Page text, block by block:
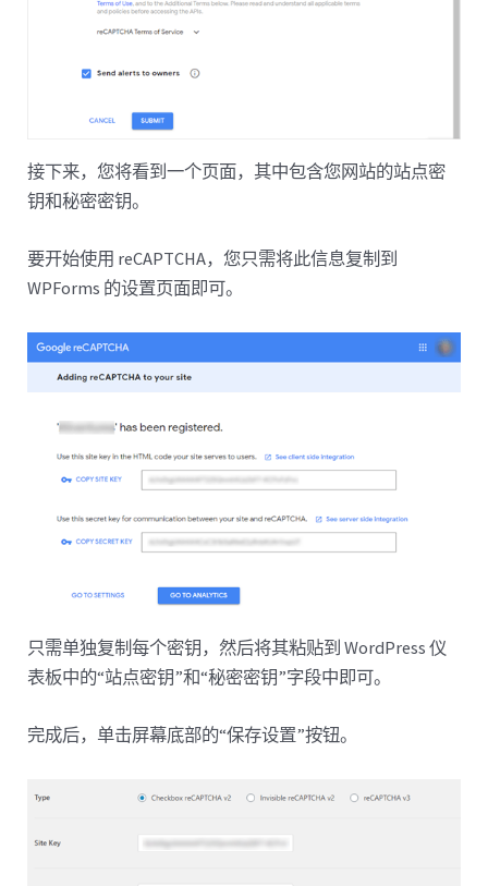
接下来，您将看到一个页面，其中包含您网站的站点密
钥和秘密密钥。
要开始使用 reCAPTCHA，您只需将此信息复制到
WPForms 的设置页面即可。
只需单独复制每个密钥，然后将其粘贴到 WordPress 仪
表板中的“站点密钥”和“秘密密钥”字段中即可。
完成后，单击屏幕底部的“保存设置”按钮。